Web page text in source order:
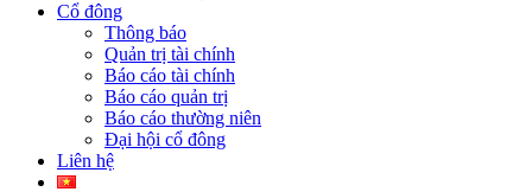
Cổ đông
Thông báo
Quản trị tài chính
Báo cáo tài chính
Báo cáo quản trị
Báo cáo thường niên
Đại hội cổ đông
Liên hệ